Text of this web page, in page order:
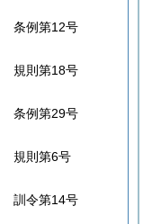
条例第12号
規則第18号
条例第29号
規則第6号
訓令第14号